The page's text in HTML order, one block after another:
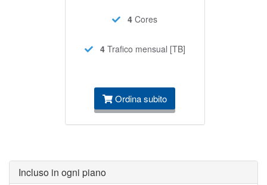
4 Cores
4Trafico mensual [TB]
Ordina subito
Incluso in ogni piano